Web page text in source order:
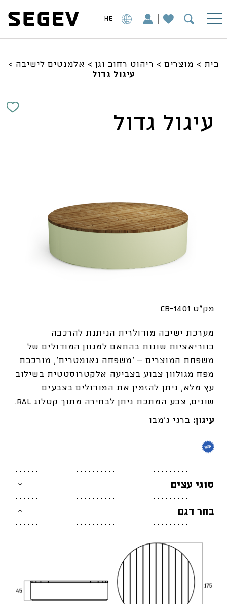
HE
בית > מוצרים > ריהוט רחוב וגן > אלמנטים לישיבה >
עיגול גדול
מק"ט 1401-CB
מערכת ישיבה מודולרית הניתנת להרכבה
בווריאציות שונות בהתאם למגוון המודולים של
משפחת המוצרים – ‘משפחה גאומטרית’, מורכבת
מפח מגולוון צבוע בצביעה אלקטרוסטטית בשילוב
עץ מלא, ניתן להזמין את המודולים בצבעים
שונים, צבע המתכת ניתן לבחירה מתוך קטלוג RAL.
עיגון: ברגי ג'מבו
סוגי עצים
בחר דגם
עיגול גדול